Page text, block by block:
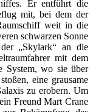
Er entführt die
mit, bei dem der
weit in die
schwarzen Sonne
„Skylark“ an die
mit dem
System, wo sie über
eine grausame
zu erobern. Um
Freund Mart Crane